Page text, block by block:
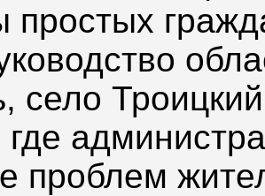
простых
село
где
проблем